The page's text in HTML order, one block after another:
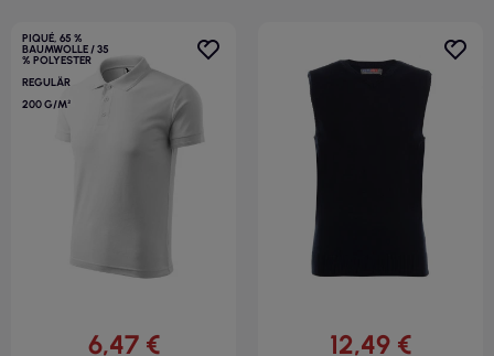
PIQUÉ, 65 %
BAUMWOLLE / 35
% POLYESTER
REGULÄR
200 G/M²
6,47 € 12,49 €